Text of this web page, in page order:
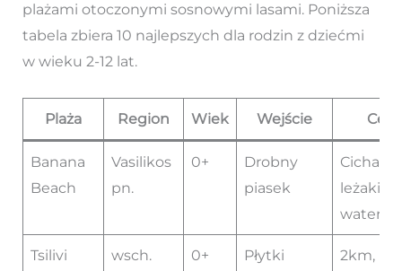
plażami otoczonymi sosnowymi lasami. Poniższa
tabela zbiera 10 najlepszych dla rodzin z dziećmi
w wieku 2-12 lat.
Plaża Region Wiek Wejście
Banana
Beach
Vasilikos
pn.
0+
Drobny
piasek
Cicha,
leżaki,
Tsilivi wsch. 0+ Płytki 2km,